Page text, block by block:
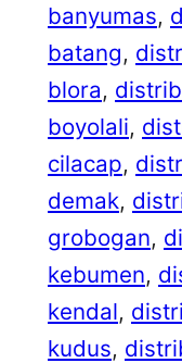
banyumas,
batang,
blora,
boyolali,
cilacap,
demak,
grobogan,
kebumen,
kendal,
kudus,